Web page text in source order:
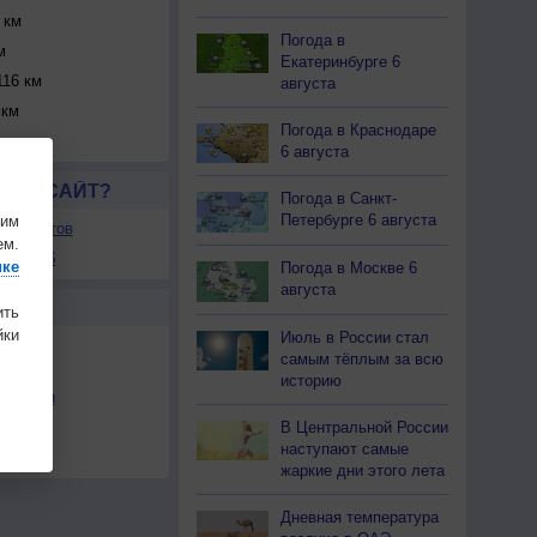
км
км
САЙТ?
сайтов
в RSS
Погода в
Екатеринбурге 6
августа
Погода в Краснодаре
6 августа
Погода в Санкт-
Петербурге 6 августа
Погода в Москве 6
августа
Июль в России стал
самым тёплым за всю
историю
В Центральной России
наступают самые
жаркие дни этого лета
Дневная температура